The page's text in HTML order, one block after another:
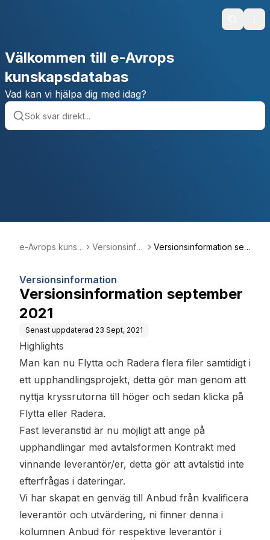
Search
Välkommen till e-Avrops
kunskapsdatabas
Vad kan vi hjälpa dig med idag?
e-Avrops kunsk
Versionsinfor
Versionsinformation sep
Versionsinformation
Versionsinformation september
2021
Senast uppdaterad 23 Sept, 2021
Highlights
Man kan nu Flytta och Radera flera filer samtidigt i
ett upphandlingsprojekt, detta gör man genom att
nyttja kryssrutorna till höger och sedan klicka på
Flytta eller Radera.
Fast leveranstid är nu möjligt att ange på
upphandlingar med avtalsformen Kontrakt med
vinnande leverantör/er, detta gör att avtalstid inte
efterfrågas i dateringar.
Vi har skapat en genväg till Anbud från kvalificera
leverantör och utvärdering, ni finner denna i
kolumnen Anbud för respektive leverantör i